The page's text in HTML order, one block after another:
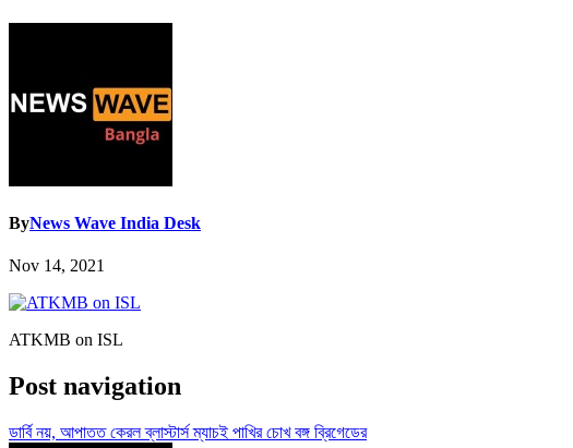
ByNews Wave India Desk
Nov 14, 2021
ATKMB on ISL
Post navigation
ডার্বি নয়, আপাতত কেরল ব্লাস্টার্স ম্যাচই পাখির চোখ বঙ্গ ব্রিগেডের